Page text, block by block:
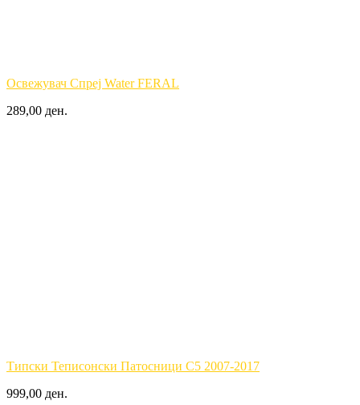
Освежувач Спреј Water FERAL
289,00 ден.
Типски Теписонски Патосници C5 2007-2017
999,00 ден.